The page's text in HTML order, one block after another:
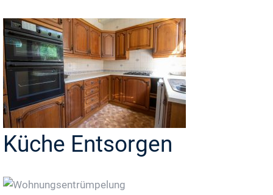
Küche Entsorgen